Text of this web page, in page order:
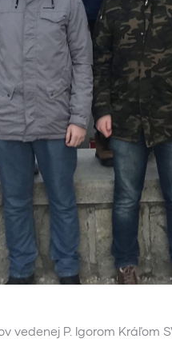
vedenej P. Igorom